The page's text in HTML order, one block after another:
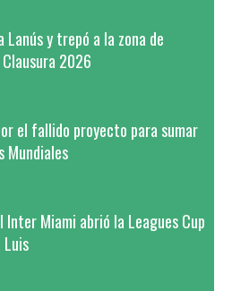
Lanús y trepó a la zona de
2026
el fallido proyecto para sumar
Mundiales
Inter Miami abrió la Leagues Cup